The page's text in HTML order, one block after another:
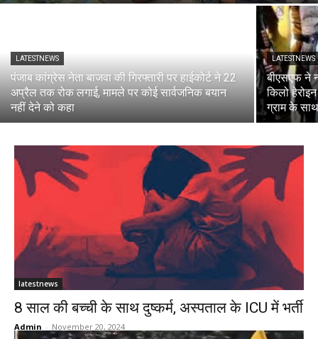
LATESTNEWS
पंजाब कांग्रेस नेता बाजवा की गिरफ्तारी पर हाईकोर्ट ने 22
अप्रैल तक रोक लगाई, मामले पर कोई सार्वजनिक बयान
नहीं देने को कहा
LATESTNEWS
बीएसएफ ने
किलो
ग्राम के
latestnews
8 साल की बच्ची के साथ दुष्कर्म, अस्पताल के ICU में भर्ती
Admin - November 20, 2024